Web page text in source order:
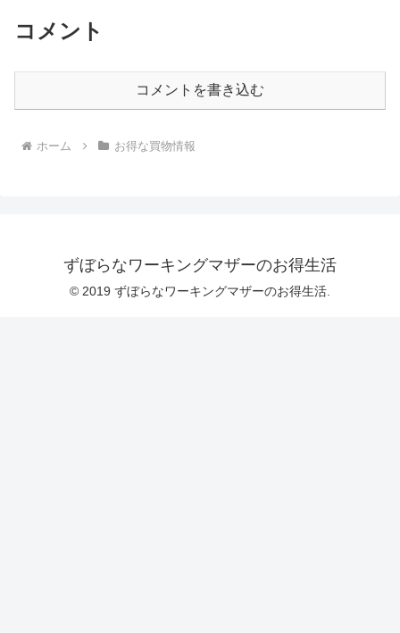
コメント
コメントを書き込む
ホーム お得な買物情報
ずぼらなワーキングマザーのお得生活
© 2019 ずぼらなワーキングマザーのお得生活.